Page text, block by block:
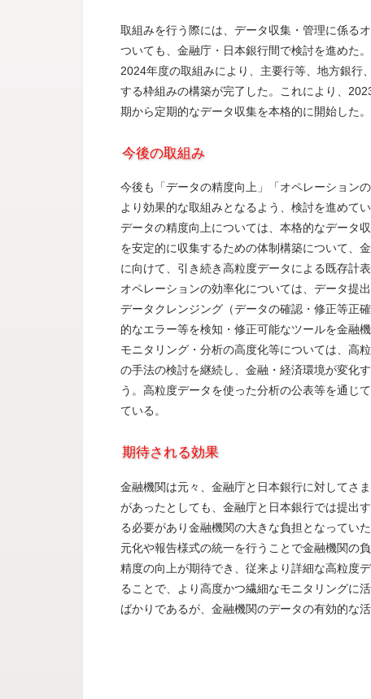
取組みを行う際には、データ収集・管理に係る
ついても、金融庁・日本銀行間で検討を進めた。
2024年度の取組みにより、主要行等、地方銀行
する枠組みの構築が完了した。これにより、
期から定期的なデータ収集を本格的に開始した。
今後の取組み
今後も「データの精度向上」「オペレーション
より効果的な取組みとなるよう、検討を進めてい
データの精度向上については、本格的なデータ
を安定的に収集するための体制構築について、
に向けて、引き続き高粒度データによる既存計
オペレーションの効率化については、データ提
データクレンジング（データの確認・修正等正
的なエラー等を検知・修正可能なツールを金融
モニタリング・分析の高度化等については、高
の手法の検討を継続し、金融・経済環境が変化
う。高粒度データを使った分析の公表等を通じ
ている。
期待される効果
金融機関は元々、金融庁と日本銀行に対してさ
があったとしても、金融庁と日本銀行では提出
る必要があり金融機関の大きな負担となってい
元化や報告様式の統一を行うことで金融機関の
精度の向上が期待でき、従来より詳細な高粒度
ることで、より高度かつ繊細なモニタリングに
ばかりであるが、金融機関のデータの有効的な活